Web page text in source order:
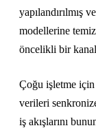
yapılandırılmış
modellerine
öncelikli bir
Çoğu işletme
verileri
iş akışlarını